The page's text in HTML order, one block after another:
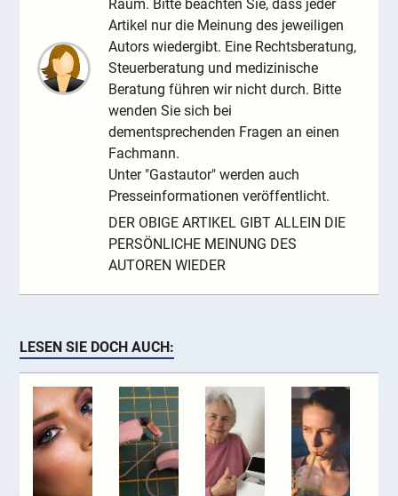
Raum. Bitte beachten Sie, dass jeder
Artikel nur die Meinung des jeweiligen
Autors wiedergibt. Eine Rechtsberatung,
Steuerberatung und medizinische
Beratung führen wir nicht durch. Bitte
wenden Sie sich bei
dementsprechenden Fragen an einen
Fachmann.
Unter "Gastautor" werden auch
Presseinformationen veröffentlicht.
DER OBIGE ARTIKEL GIBT ALLEIN DIE
PERSÖNLICHE MEINUNG DES
AUTOREN WIEDER
LESEN SIE DOCH AUCH: